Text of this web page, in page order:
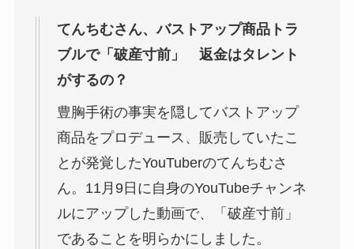
てんちむさん、バストアップ商品トラ
ブルで「破産寸前」 返金はタレント
がするの？
豊胸手術の事実を隠してバストアップ
商品をプロデュース、販売していたこ
とが発覚したYouTuberのてんちむさ
ん。11月9日に自身のYouTubeチャンネ
ルにアップした動画で、「破産寸前」
であることを明らかにしました。